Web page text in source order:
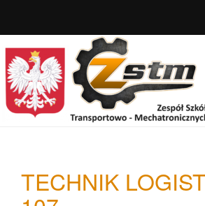
TECHNIK